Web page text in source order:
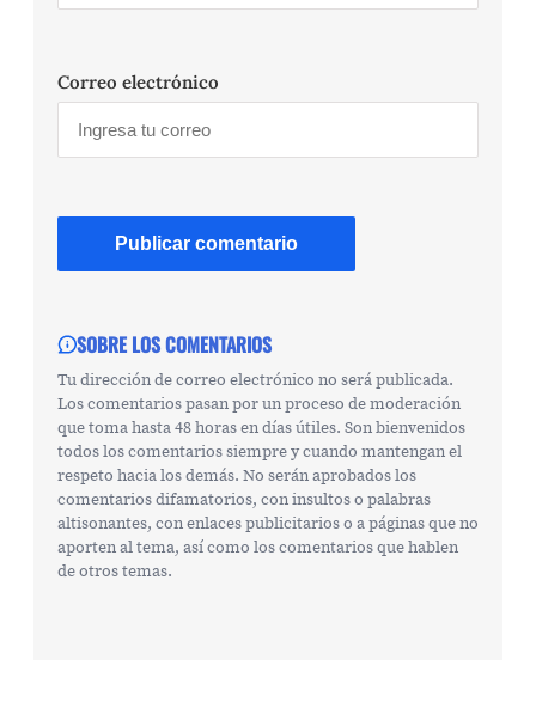
Correo electrónico
SOBRE LOS COMENTARIOS
Tu dirección de correo electrónico no será publicada.
Los comentarios pasan por un proceso de moderación
que toma hasta 48 horas en días útiles. Son bienvenidos
todos los comentarios siempre y cuando mantengan el
respeto hacia los demás. No serán aprobados los
comentarios difamatorios, con insultos o palabras
altisonantes, con enlaces publicitarios o a páginas que no
aporten al tema, así como los comentarios que hablen
de otros temas.